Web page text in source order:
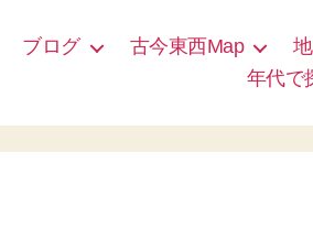
ブログ 古今東西Map
年代で